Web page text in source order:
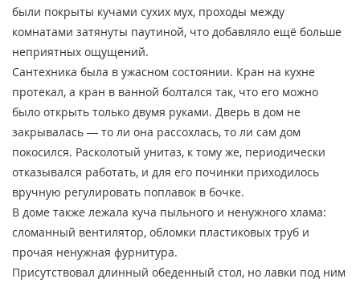
были покрыты кучами сухих мух, проходы между
комнатами затянуты паутиной, что добавляло ещё больше
неприятных ощущений.
Сантехника была в ужасном состоянии. Кран на кухне
протекал, а кран в ванной болтался так, что его можно
было открыть только двумя руками. Дверь в дом не
закрывалась — то ли она рассохлась, то ли сам дом
покосился. Расколотый унитаз, к тому же, периодически
отказывался работать, и для его починки приходилось
вручную регулировать поплавок в бочке.
В доме также лежала куча пыльного и ненужного хлама:
сломанный вентилятор, обломки пластиковых труб и
прочая ненужная фурнитура.
Присутствовал длинный обеденный стол, но лавки под ним